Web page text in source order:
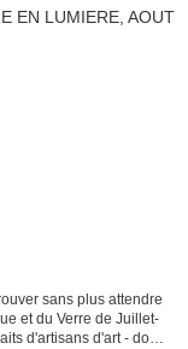
sans plus attendre
et du Verre de Juillet-
d'artisans d'art - dont